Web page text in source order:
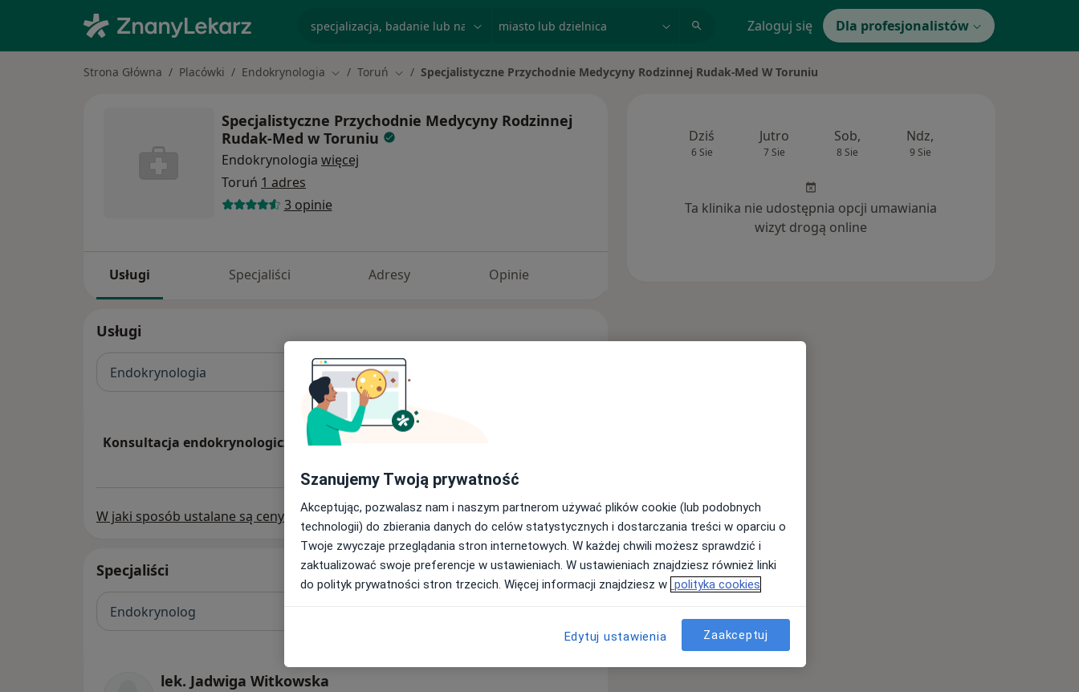
Zaloguj się Dla profesjonalistów
Strona Główna Placówki Endokrynologia Zmień miasto
Toruń Zmień miasto
Specjalistyczne Przychodnie Medycyny Rodzinnej Rudak-Med W Toruniu
Specjalistyczne Przychodnie Medycyny Rodzinnej
Rudak-Med w Toruniu
Endokrynologia więcej
Toruń 1 adres
3 opinie
Usługi Specjaliści Adresy Opinie
Usługi
Endokrynologia
Konsultacja endokrynologiczna
W jaki sposób ustalane są ceny?
Specjaliści
Endokrynolog
lek. Jadwiga Witkowska
Dziś
6 Sie
Jutro
7 Sie
Sob,
8 Sie
Ndz,
9 Sie
Ta klinika nie udostępnia opcji umawiania
wizyt drogą online
Szanujemy Twoją prywatność
Akceptując, pozwalasz nam i naszym partnerom używać plików cookie (lub podobnych
technologii) do zbierania danych do celów statystycznych i dostarczania treści w oparciu o
Twoje zwyczaje przeglądania stron internetowych. W każdej chwili możesz sprawdzić i
zaktualizować swoje preferencje w ustawieniach. W ustawieniach znajdziesz również linki
do polityk prywatności stron trzecich. Więcej informacji znajdziesz w polityka cookies
Edytuj ustawienia Zaakceptuj